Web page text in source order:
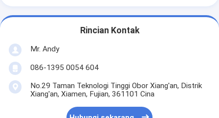
Rincian Kontak
Mr. Andy
086-1395 0054 604
No.29 Taman Teknologi Tinggi Obor Xiang'an, Distrik
Xiang'an, Xiamen, Fujian, 361101 Cina